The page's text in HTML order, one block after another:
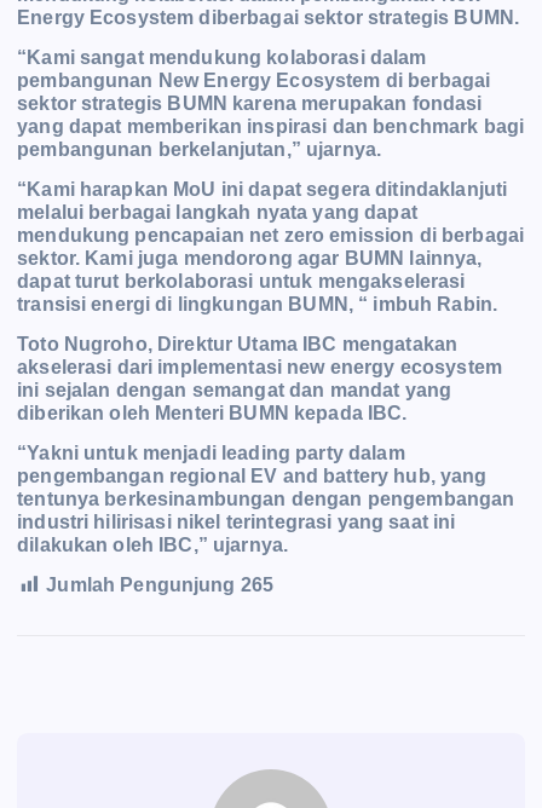
Energy Ecosystemdiberbagai sektor strategis BUMN.
“Kami sangat mendukung kolaborasi dalam
pembangunan New Energy Ecosystem di berbagai
sektor strategis BUMN karena merupakan fondasi
yang dapat memberikan inspirasi dan benchmark bagi
pembangunan berkelanjutan,” ujarnya.
“Kami harapkan MoU ini dapat segeraditindaklanjuti
melalui berbagai langkah nyata yang dapat
mendukung pencapaian net zero emission di berbagai
sektor. Kami juga mendorong agar BUMN lainnya,
dapat turut berkolaborasi untuk mengakselerasi
transisi energi di lingkungan BUMN, “ imbuh Rabin.
Toto Nugroho, Direktur Utama IBC mengatakan
akselerasi dari implementasi new energy ecosystem
ini sejalan dengan semangat dan mandat yang
diberikan oleh Menteri BUMN kepada IBC.
“Yakni untuk menjadi leading party dalam
pengembangan regional EV and battery hub, yang
tentunya berkesinambungan dengan pengembangan
industri hilirisasi nikel terintegrasi yang saat ini
dilakukan oleh IBC,” ujarnya.
Jumlah Pengunjung 265